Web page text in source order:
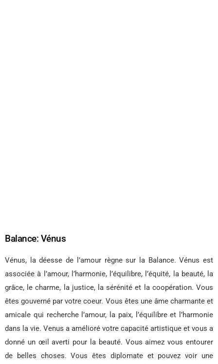
Balance: Vénus
Vénus, la déesse de l’amour règne sur la Balance. Vénus est
associée à l’amour, l’harmonie, l’équilibre, l’équité, la beauté, la
grâce, le charme, la justice, la sérénité et la coopération. Vous
êtes gouverné par votre coeur. Vous êtes une âme charmante et
amicale qui recherche l’amour, la paix, l’équilibre et l’harmonie
dans la vie. Venus a amélioré votre capacité artistique et vous a
donné un œil averti pour la beauté. Vous aimez vous entourer
de belles choses. Vous êtes diplomate et pouvez voir une